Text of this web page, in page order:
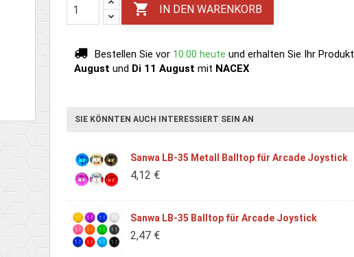
 IN DEN WARENKORB
Bestellen Sie vor 10:00 heute und erhalten Sie Ihr Produkt
August und Di 11 August mit NACEX
SIE KÖNNTEN AUCH INTERESSIERT SEIN AN
Sanwa LB-35 Metall Balltop für Arcade Joystick
4,12 €
Sanwa LB-35 Balltop für Arcade Joystick
2,47 €